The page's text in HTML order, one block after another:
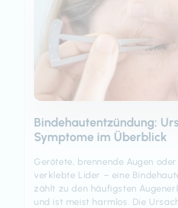
Bindehautentzündung:
Symptome im Überblick
Gerötete, brennende Augen
verklebte Lider – eine
zählt zu den häufigsten
und ist meist harmlos. Die